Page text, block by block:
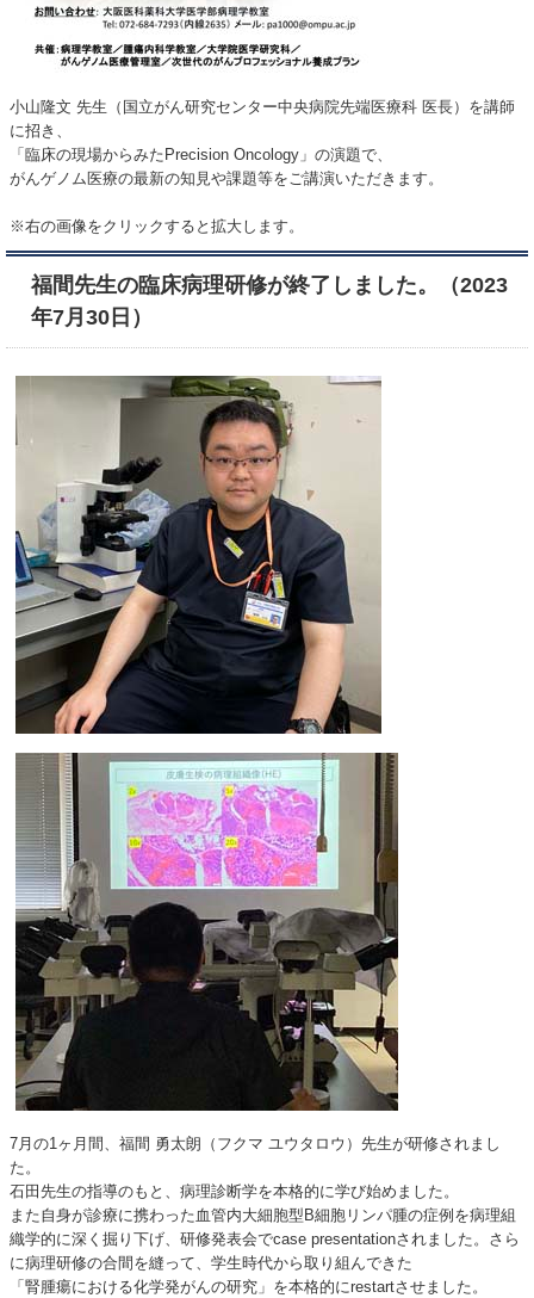
小山隆文 先生（国立がん研究センター中央病院先端医療科 医長）を講師
に招き、
「臨床の現場からみたPrecision Oncology」の演題で、
がんゲノム医療の最新の知見や課題等をご講演いただきます。
※右の画像をクリックすると拡大します。
福間先生の臨床病理研修が終了しました。（2023
年7月30日）
7月の1ヶ月間、福間 勇太朗（フクマ ユウタロウ）先生が研修されまし
た。
石田先生の指導のもと、病理診断学を本格的に学び始めました。
また自身が診療に携わった血管内大細胞型B細胞リンパ腫の症例を病理組
織学的に深く掘り下げ、研修発表会でcase presentationされました。さら
に病理研修の合間を縫って、学生時代から取り組んできた
「腎腫瘍における化学発がんの研究」を本格的にrestartさせました。